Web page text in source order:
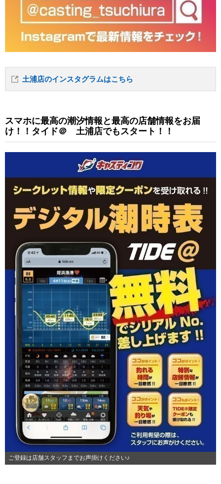
土浦店のインスタグラムはこちら
スマホに最高の潮汐情報と最高の店舗情報をお届
け！！タイド＠ 土浦店でもスタート！！
ご登録は店舗スタッフまでお声掛けください♪